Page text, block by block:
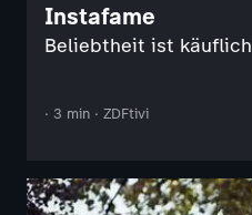
Instafame
Beliebtheit ist käuflich
· 3 min · ZDFtivi